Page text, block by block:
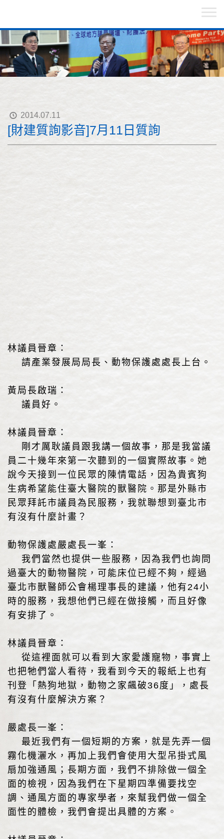
2014.07.11
[財建質詢影音]7月11日質詢
林議員晉章：
請產業發展局局長、動物保護處處長上台。
黃局長啟瑞：
議員好。
林議員晉章：
剛才厲耿議員跟我講一個故事，那是我當議
員二十幾年來第一次聽到的一個實際故事。她
說今天接到一位民眾的陳情電話，因為貴賓狗
生病希望能住臺大醫院的獸醫院。那是外縣市
民眾拜託市議員為民服務，我就聯想到臺北市
有沒有什麼計畫？
動物保護處嚴處長一峯：
我們當然也提供一些服務，因為我們也詢問
過臺大的動物醫院，可能床位已經不夠，經過
臺北市獸醫師公會楊理事長的建議，他有24小
時的服務，我想他們已經在做接觸，而且好像
有安排了。
林議員晉章：
從這裡面就可以看到大家愛護寵物，事實上
也把牠們當人看待，我看到今天的報紙上也有
刊登「熱狗地獄，動物之家飆破36度」，處長
有沒有什麼解決方案？
嚴處長一峯：
最近我們有一個短期的方案，就是先弄一個
霧化機灑水，再加上我們會使用大型吊掛式風
扇加強通風；長期方面，我們不排除做一個全
面的檢視，因為我們在下星期四準備要找空
調、通風方面的專家學者，來幫我們做一個全
面性的體檢，我們會提出具體的方案。